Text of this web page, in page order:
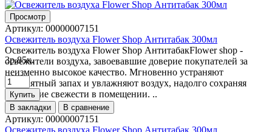
Просмотр
Артикул: 00000007151
Освежитель воздуха Flower Shop Антитабак 300мл
Освежитель воздуха Flower Shop АнтитабакFlower shop -
освежители воздуха, завоевавшие доверие покупателей за
неизменно высокое качество. Мгновенно устраняют
неприятный запах и увлажняют воздух, надолго сохраняя
ощущение свежести в помещении. ..
3p.85к.
Купить
В закладки
В сравнение
Артикул: 00000007151